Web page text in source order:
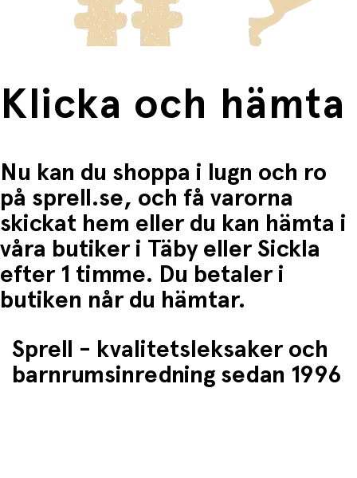
Fri frakt när du handlar för mer än 1500:-
Klicka och hämta
Nu kan du shoppa i lugn och ro
på sprell.se, och få varorna
skickat hem eller du kan hämta i
våra butiker i Täby eller Sickla
efter 1 timme. Du betaler i
butiken når du hämtar.
Sprell - kvalitetsleksaker och
barnrumsinredning sedan 1996